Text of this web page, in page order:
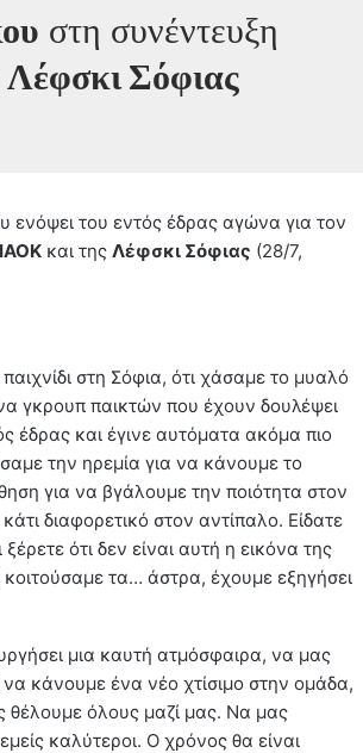
στη συνέντευξη
Λέφσκι Σόφιας
ενόψει του εντός έδρας αγώνα για τον
και της Λέφσκι Σόφιας (28/7,
στη Σόφια, ότι χάσαμε το μυαλό
γκρουπ παικτών που έχουν δουλέψει
έδρας και έγινε αυτόματα ακόμα πιο
την ηρεμία για να κάνουμε το
για να βγάλουμε την ποιότητα στον
διαφορετικό στον αντίπαλο. Είδατε
ότι δεν είναι αυτή η εικόνα της
τα… άστρα, έχουμε εξηγήσει
μια καυτή ατμόσφαιρα, να μας
κάνουμε ένα νέο χτίσιμο στην ομάδα,
θέλουμε όλους μαζί μας. Να μας
καλύτεροι. Ο χρόνος θα είναι